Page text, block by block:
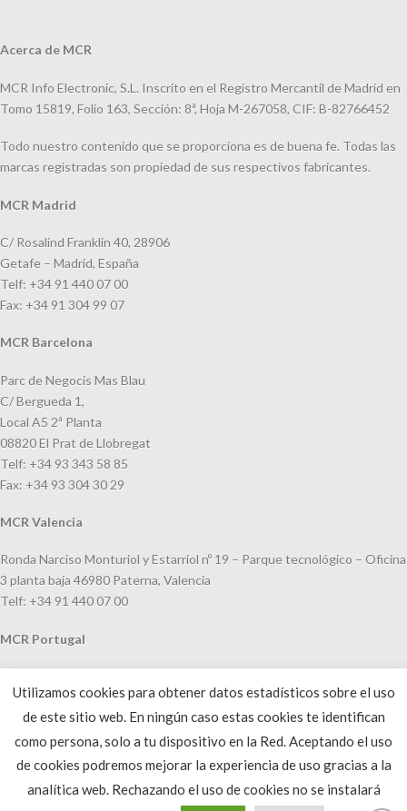
Acerca de MCR
MCR Info Electronic, S.L. Inscrito en el Registro Mercantil de Madrid en
Tomo 15819, Folio 163, Sección: 8ª, Hoja M-267058, CIF: B-82766452
Todo nuestro contenido que se proporciona es de buena fe. Todas las
marcas registradas son propiedad de sus respectivos fabricantes.
MCR Madrid
C/ Rosalind Franklin 40, 28906
Getafe – Madrid, España
Telf: +34 91 440 07 00
Fax: +34 91 304 99 07
MCR Barcelona
Parc de Negocis Mas Blau
C/ Bergueda 1,
Local A5 2ª Planta
08820 El Prat de Llobregat
Telf: +34 93 343 58 85
Fax: +34 93 304 30 29
MCR Valencia
Ronda Narciso Monturiol y Estarriol nº 19 – Parque tecnológico – Oficina
3 planta baja 46980 Paterna, Valencia
Telf: +34 91 440 07 00
MCR Portugal
João V, 24
1250-091 Lisboa, Portugal
Telf: +351 220 993 033
Utilizamos cookies para obtener datos estadísticos sobre el uso
de este sitio web. En ningún caso estas cookies te identifican
como persona, solo a tu dispositivo en la Red. Aceptando el uso
de cookies podremos mejorar la experiencia de uso gracias a la
analítica web. Rechazando el uso de cookies no se instalará